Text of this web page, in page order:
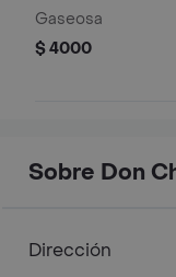
Gaseosa
$ 4000
Sobre Don
Dirección